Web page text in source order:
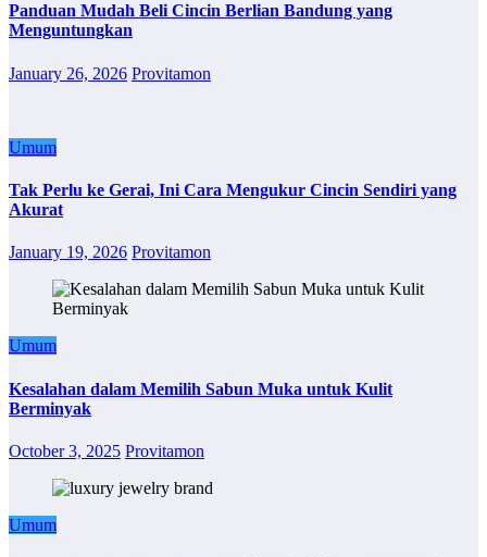
Panduan Mudah Beli Cincin Berlian Bandung yang
Menguntungkan
January 26, 2026 Provitamon
Umum
Tak Perlu ke Gerai, Ini Cara Mengukur Cincin Sendiri yang
Akurat
January 19, 2026 Provitamon
Umum
Kesalahan dalam Memilih Sabun Muka untuk Kulit
Berminyak
October 3, 2025 Provitamon
Umum